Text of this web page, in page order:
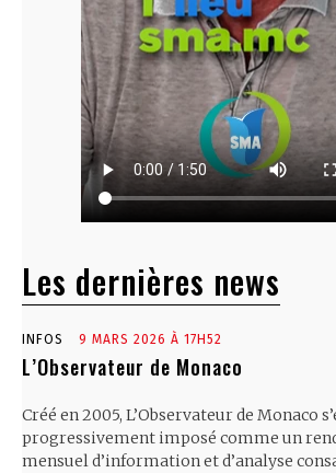
Les dernières news
INFOS 9 MARS 2026 À 17H52
L’Observateur de Monaco
Créé en 2005, L’Observateur de Monaco
progressivement imposé comme un
mensuel d’information et d’analyse